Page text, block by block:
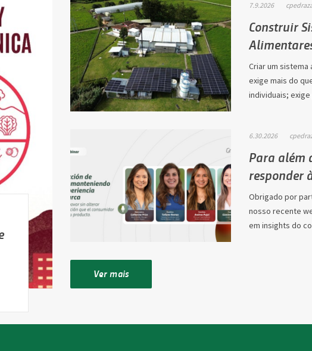
7.9.2026
Construir
Juntos:
Criar um
exige mais do
individuais;
6.30.2026
Para além
responder
questões
Obrigado por
nosso recente
em insights do
Ver mais